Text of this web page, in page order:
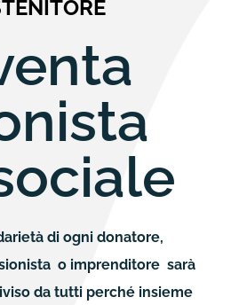
di ogni donatore,
o imprenditore sarà
da tutti perché insieme